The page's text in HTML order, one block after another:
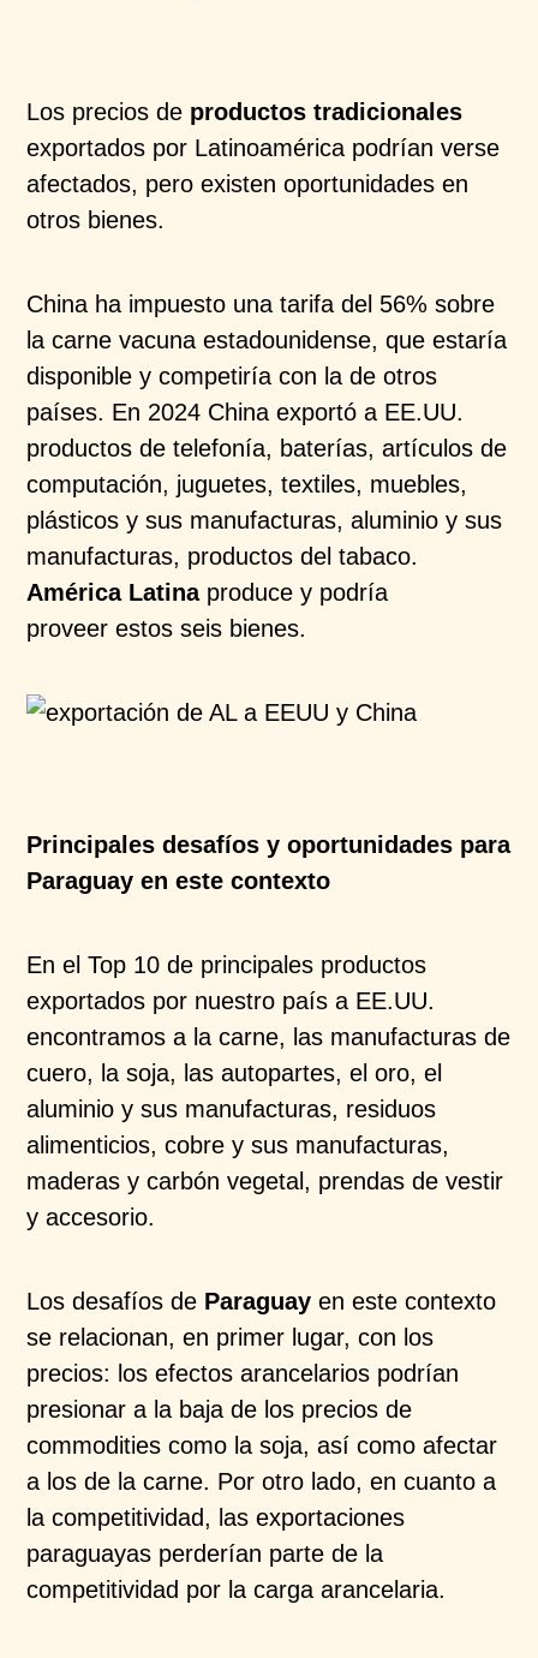
Los precios de productos tradicionales
exportados por Latinoamérica podrían verse
afectados, pero existen oportunidades en
otros bienes.
China ha impuesto una tarifa del 56% sobre
la carne vacuna estadounidense, que estaría
disponible y competiría con la de otros
países. En 2024 China exportó a EE.UU.
productos de telefonía, baterías, artículos de
computación, juguetes, textiles, muebles,
plásticos y sus manufacturas, aluminio y sus
manufacturas, productos del tabaco.
América Latinaproduce y podría
proveer estos seis bienes.
Principales desafíos y oportunidades para
Paraguay en este contexto
En el Top 10 de principales productos
exportados por nuestro país a EE.UU.
encontramos a la carne, las manufacturas de
cuero, la soja, las autopartes, el oro, el
aluminio y sus manufacturas, residuos
alimenticios, cobre y sus manufacturas,
maderas y carbón vegetal, prendas de vestir
y accesorio.
Los desafíos de Paraguay en este contexto
se relacionan, en primer lugar, con los
precios: los efectos arancelarios podrían
presionar a la baja de los precios de
commodities como la soja, así como afectar
a los de la carne. Por otro lado, en cuanto a
la competitividad, las exportaciones
paraguayas perderían parte de la
competitividad por la carga arancelaria.